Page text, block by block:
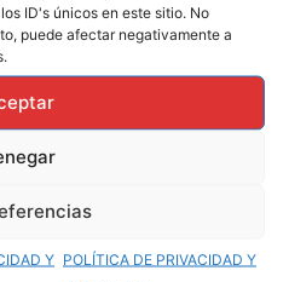
ID's únicos en este sitio. No
puede afectar negativamente a
Y POLÍTICA DE PRIVACIDAD Y
por su fusión de ritmos
ingeniosas. Este trabajo
por los críticos, sino
con los fanáticos,
Omar como un artista
con los tiempos.
Tras un breve
con fuerza con